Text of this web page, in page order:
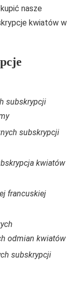
nasze
kwiatów w
subskrypcji
subskrypcji
kwiatów
francuskiej
odmian kwiatów
subskrypcji